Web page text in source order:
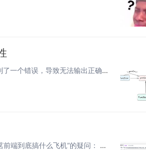
背景 今天在写一个柯里化函数的时候，不小心遇到了一个错误，导致无法输出正确结果，代码如下： function curry(...args) { function _adder(...args2) { args.push(.....
在前几期文章的评论中，我发现不少人有类似“古茗前端到底搞什么飞机”的疑问： 其实在入职古茗前我也有这种观点，不就是做做下单小程序，做做简单的内部管理系统吗，甚至在面试过程中我也问了面试官这个问题，在听完面试官的解答之后，我也同样地忍...